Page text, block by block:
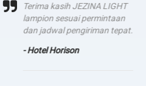
Terima kasih JEZINA LIGHT
lampion sesuai permintaan
dan jadwal pengiriman tepat.
- Hotel Horison